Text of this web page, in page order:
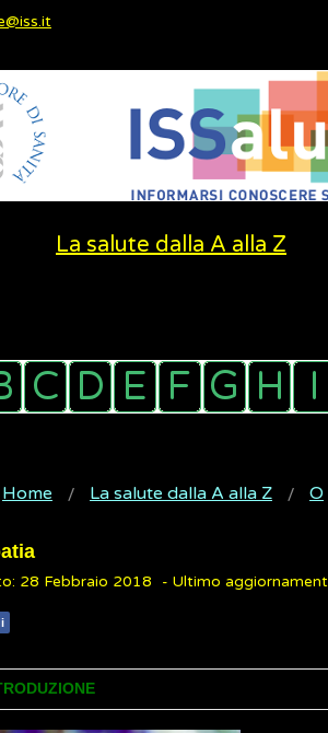
La salute dalla A alla Z
Home La salute dalla A alla Z O
28 Febbraio 2018 - Ultimo